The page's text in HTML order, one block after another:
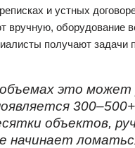
и устных
вручную, оборудование
получают задачи
это
объектов,
начинает